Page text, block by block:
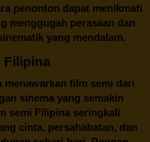
penonton dapat menikmati
menggugah perasaan dan
yang mendalam.
Filipina
film semi dari
sinema yang semakin
semi Filipina seringkali
cinta, persahabatan, dan